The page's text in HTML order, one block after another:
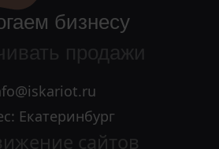
бизнесу
продажи
Екатеринбург
сайтов